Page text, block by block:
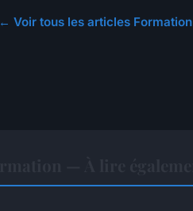
← Voir tous les articles Formation